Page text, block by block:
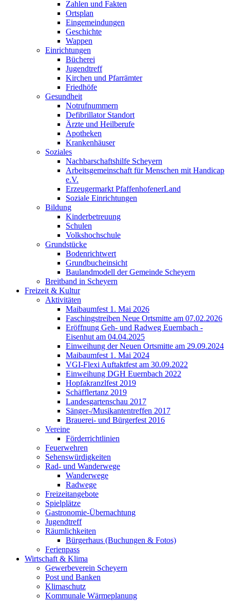
Zahlen und Fakten
Ortsplan
Eingemeindungen
Geschichte
Wappen
Einrichtungen
Bücherei
Jugendtreff
Kirchen und Pfarrämter
Friedhöfe
Gesundheit
Notrufnummern
Defibrillator Standort
Ärzte und Heilberufe
Apotheken
Krankenhäuser
Soziales
Nachbarschaftshilfe Scheyern
Arbeitsgemeinschaft für Menschen mit Handicap
e.V.
Erzeugermarkt PfaffenhofenerLand
Soziale Einrichtungen
Bildung
Kinderbetreuung
Schulen
Volkshochschule
Grundstücke
Bodenrichtwert
Grundbucheinsicht
Baulandmodell der Gemeinde Scheyern
Breitband in Scheyern
Freizeit & Kultur
Aktivitäten
Maibaumfest 1. Mai 2026
Faschingstreiben Neue Ortsmitte am 07.02.2026
Eröffnung Geh- und Radweg Euernbach -
Eisenhut am 04.04.2025
Einweihung der Neuen Ortsmitte am 29.09.2024
Maibaumfest 1. Mai 2024
VGI-Flexi Auftaktfest am 30.09.2022
Einweihung DGH Euernbach 2022
Hopfakranzlfest 2019
Schäfflertanz 2019
Landesgartenschau 2017
Sänger-/Musikantentreffen 2017
Brauerei- und Bürgerfest 2016
Vereine
Förderrichtlinien
Feuerwehren
Sehenswürdigkeiten
Rad- und Wanderwege
Wanderwege
Radwege
Freizeitangebote
Spielplätze
Gastronomie-Übernachtung
Jugendtreff
Räumlichkeiten
Bürgerhaus (Buchungen & Fotos)
Ferienpass
Wirtschaft & Klima
Gewerbeverein Scheyern
Post und Banken
Klimaschutz
Kommunale Wärmeplanung